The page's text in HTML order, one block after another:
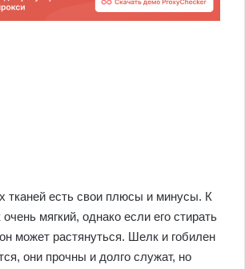
тканей есть свои плюсы и минусы. К
мягкий, однако если его стирать
может растянуться. Шелк и гобилен
они прочны и долго служат, но